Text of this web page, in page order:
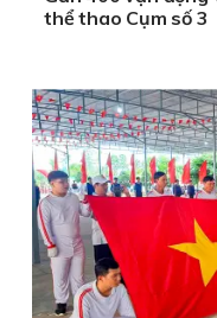
thể thao Cụm số 3